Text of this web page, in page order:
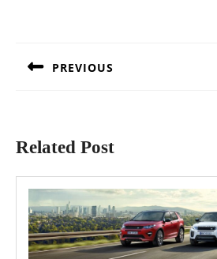
PREVIOUS
Related Post